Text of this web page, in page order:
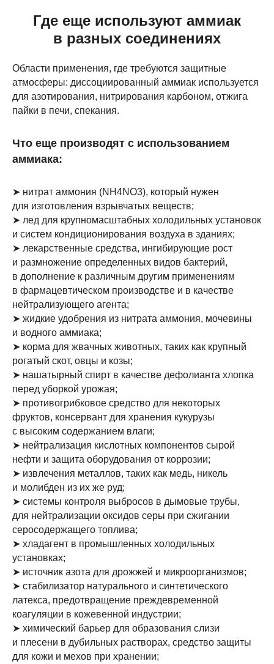
Где еще используют аммиак
в разных соединениях
Области применения, где требуются защитные
атмосферы: диссоциированный аммиак используется
для азотирования, нитрирования карбоном, отжига
пайки в печи, спекания.
Что еще производят с использованием
аммиака:
➤ нитрат аммония (NH4NO3), который нужен
для изготовления взрывчатых веществ;
➤ лед для крупномасштабных холодильных установок
и систем кондиционирования воздуха в зданиях;
➤ лекарственные средства, ингибирующие рост
и размножение определенных видов бактерий,
в дополнение к различным другим применениям
в фармацевтическом производстве и в качестве
нейтрализующего агента;
➤ жидкие удобрения из нитрата аммония, мочевины
и водного аммиака;
➤ корма для жвачных животных, таких как крупный
рогатый скот, овцы и козы;
➤ нашатырный спирт в качестве дефолианта хлопка
перед уборкой урожая;
➤ противогрибковое средство для некоторых
фруктов, консервант для хранения кукурузы
с высоким содержанием влаги;
➤ нейтрализация кислотных компонентов сырой
нефти и защита оборудования от коррозии;
➤ извлечения металлов, таких как медь, никель
и молибден из их же руд;
➤ системы контроля выбросов в дымовые трубы,
для нейтрализации оксидов серы при сжигании
серосодержащего топлива;
➤ хладагент в промышленных холодильных
установках;
➤ источник азота для дрожжей и микроорганизмов;
➤ стабилизатор натурального и синтетического
латекса, предотвращение преждевременной
коагуляции в кожевенной индустрии;
➤ химический барьер для образования слизи
и плесени в дубильных растворах, средство защиты
для кожи и мехов при хранении;
ПРОДУКЦИЯ
Заправка аммиаком
Баллоны под аммиак
Аттестация баллонов
Редуктор аммиачный
ПОКУПАТЕЛЯМ
Об аммиаке
Стоимость доставки
Лизинг баллонов
Блог
Контакты
Порядок проведения оплат и возвратов
Политика конфиденциальности
Договор оферты